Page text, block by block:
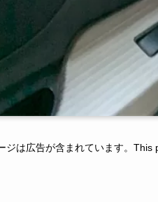
ジは広告が含まれています。